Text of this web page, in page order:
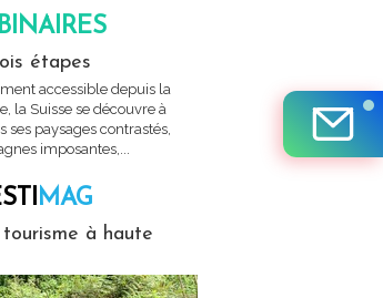
étapes
accessible depuis la
la Suisse se découvre à
ses paysages contrastés,
imposantes,...
MAG
à haute